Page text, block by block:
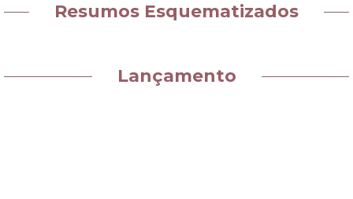
Resumos Esquematizados
Lançamento